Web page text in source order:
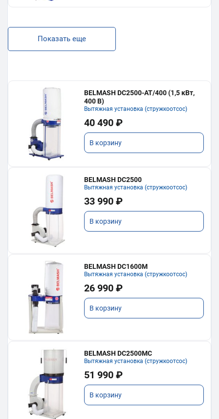
Показать еще
BELMASH DC2500-AT/400 (1,5 кВт,
400 В)
Вытяжная установка (стружкоотсос)
40 490 ₽
В корзину
BELMASH DC2500
Вытяжная установка (стружкоотсос)
33 990 ₽
В корзину
BELMASH DC1600M
Вытяжная установка (стружкоотсос)
26 990 ₽
В корзину
BELMASH DC2500MC
Вытяжная установка (стружкоотсос)
51 990 ₽
В корзину